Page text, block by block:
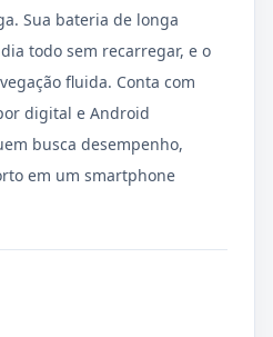
Sua bateria de longa
todo sem recarregar, e o
fluida. Conta com
digital e Android
busca desempenho,
em um smartphone